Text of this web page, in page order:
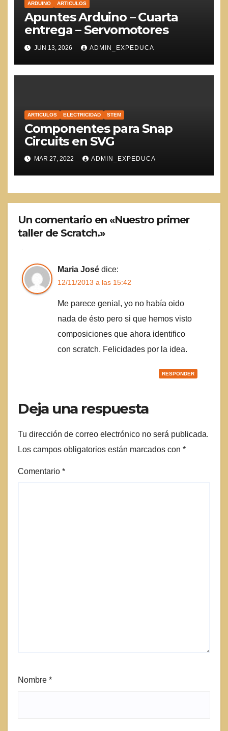
ARDUINO ARTICULOS
Apuntes Arduino – Cuarta
entrega – Servomotores
JUN 13, 2026 ADMIN_EXPEDUCA
ARTICULOS ELECTRICIDAD STEM
Componentes para Snap
Circuits en SVG
MAR 27, 2022 ADMIN_EXPEDUCA
Un comentario en «Nuestro primer
taller de Scratch.»
Maria José dice:
12/11/2013 a las 15:42
Me parece genial, yo no había oido
nada de ésto pero si que hemos visto
composiciones que ahora identifico
con scratch. Felicidades por la idea.
RESPONDER
Deja una respuesta
Tu dirección de correo electrónico no será publicada.
Los campos obligatorios están marcados con *
Comentario *
Nombre *